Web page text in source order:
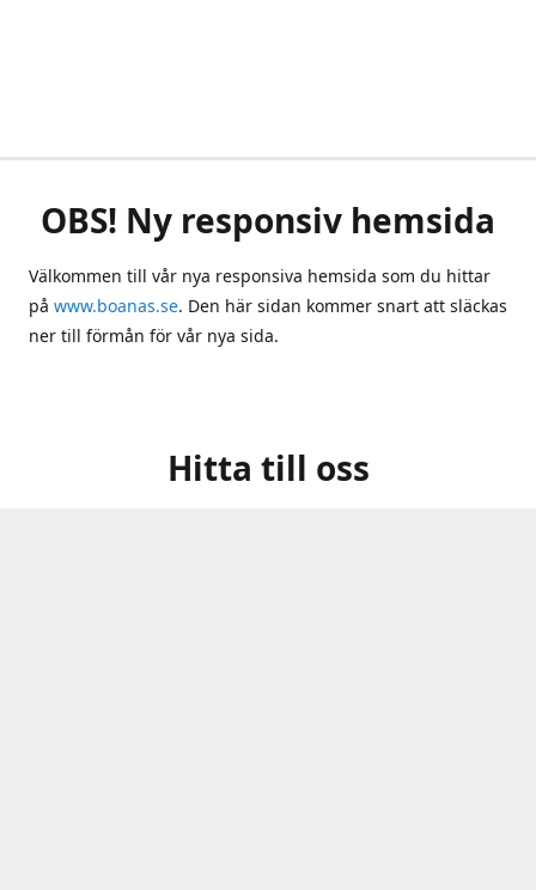
OBS! Ny responsiv hemsida
Välkommen till vår nya responsiva hemsida som du hittar
på www.boanas.se. Den här sidan kommer snart att släckas
ner till förmån för vår nya sida.
Hitta till oss